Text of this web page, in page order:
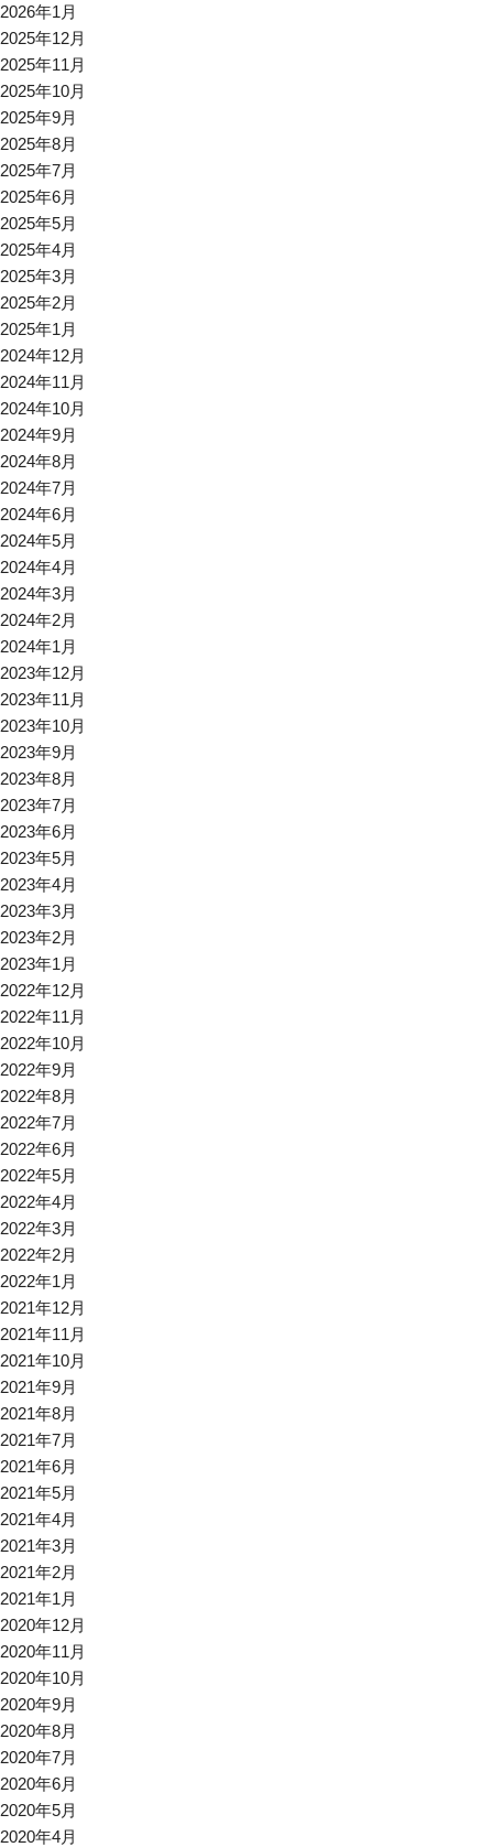
2026年1月
2025年12月
2025年11月
2025年10月
2025年9月
2025年8月
2025年7月
2025年6月
2025年5月
2025年4月
2025年3月
2025年2月
2025年1月
2024年12月
2024年11月
2024年10月
2024年9月
2024年8月
2024年7月
2024年6月
2024年5月
2024年4月
2024年3月
2024年2月
2024年1月
2023年12月
2023年11月
2023年10月
2023年9月
2023年8月
2023年7月
2023年6月
2023年5月
2023年4月
2023年3月
2023年2月
2023年1月
2022年12月
2022年11月
2022年10月
2022年9月
2022年8月
2022年7月
2022年6月
2022年5月
2022年4月
2022年3月
2022年2月
2022年1月
2021年12月
2021年11月
2021年10月
2021年9月
2021年8月
2021年7月
2021年6月
2021年5月
2021年4月
2021年3月
2021年2月
2021年1月
2020年12月
2020年11月
2020年10月
2020年9月
2020年8月
2020年7月
2020年6月
2020年5月
2020年4月